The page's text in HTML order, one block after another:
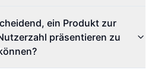
ein Produkt zur
präsentieren zu